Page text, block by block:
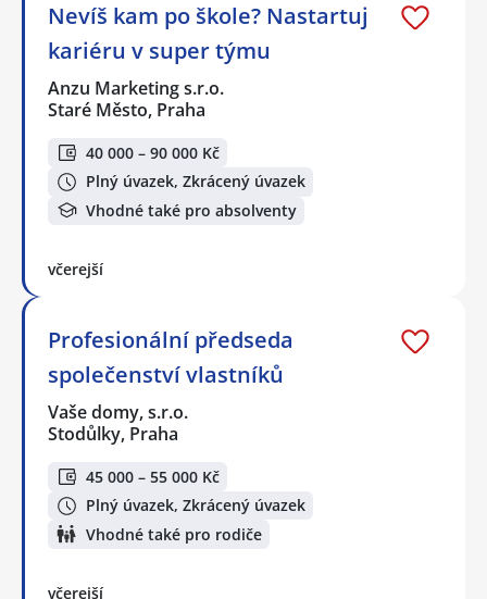
Nevíš kam po škole? Nastartuj
kariéru v super týmu
Anzu Marketing s.r.o.
Staré Město, Praha
40 000 – 90 000 Kč
Plný úvazek, Zkrácený úvazek
Vhodné také pro absolventy
včerejší
Profesionální předseda
společenství vlastníků
Vaše domy, s.r.o.
Stodůlky, Praha
45 000 – 55 000 Kč
Plný úvazek, Zkrácený úvazek
Vhodné také pro rodiče
včerejší